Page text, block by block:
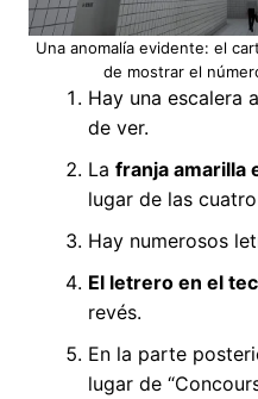
Una anomalía evidente: el
de mostrar el
Hay una escalera
de ver.
La franja amarilla
lugar de las
Hay numerosos
El letrero en el
revés.
En la parte
lugar de